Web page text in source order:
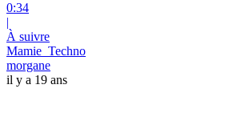
0:34
|
À suivre
Mamie_Techno
morgane
il y a 19 ans